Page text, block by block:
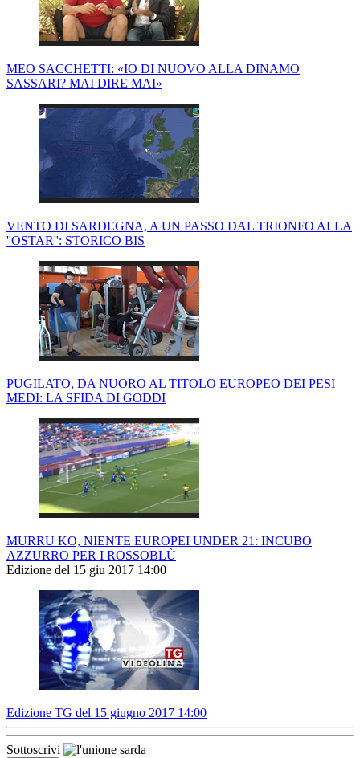
MEO SACCHETTI: «IO DI NUOVO ALLA DINAMO
SASSARI? MAI DIRE MAI»
VENTO DI SARDEGNA, A UN PASSO DAL TRIONFO ALLA
''OSTAR'': STORICO BIS
PUGILATO, DA NUORO AL TITOLO EUROPEO DEI PESI
MEDI: LA SFIDA DI GODDI
MURRU KO, NIENTE EUROPEI UNDER 21: INCUBO
AZZURRO PER I ROSSOBLÙ
Edizione del 15 giu 2017 14:00
Edizione TG del 15 giugno 2017 14:00
Sottoscrivi